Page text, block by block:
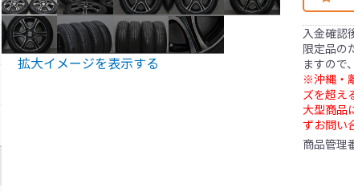
拡大イメージを表示する
入金確認
限定品の
ますので
※沖縄・
ズを超え
大型商品
ずお問い
商品管理